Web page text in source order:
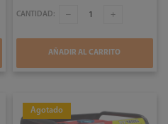
CANTIDAD:
AÑADIR AL CARRITO
Agotado